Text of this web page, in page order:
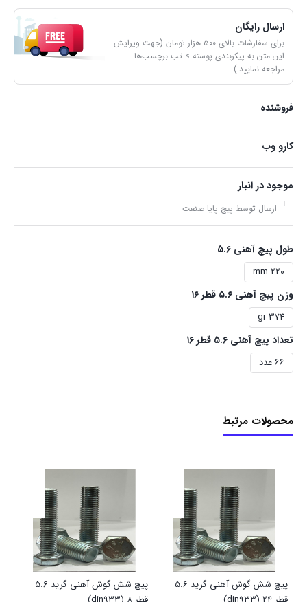
ارسال رایگان
برای سفارشات بالای ۵۰۰ هزار تومان (جهت ویرایش
این متن به پیکربندی پوسته > تب برچسب‌ها
مراجعه نمایید.)
فروشنده
کارو وب
موجود در انبار
ارسال توسط پیچ پایا صنعت
طول پیچ آهنی ۵.۶
220 mm
وزن پیچ آهنی ۵.۶ قطر ۱۶
374 gr
تعداد پیچ آهنی ۵.۶ قطر ۱۶
۶۶ عدد
محصولات مرتبط
پیچ شش گوش آهنی گرید 5.6
پیچ شش گوش آهنی گرید 5.6